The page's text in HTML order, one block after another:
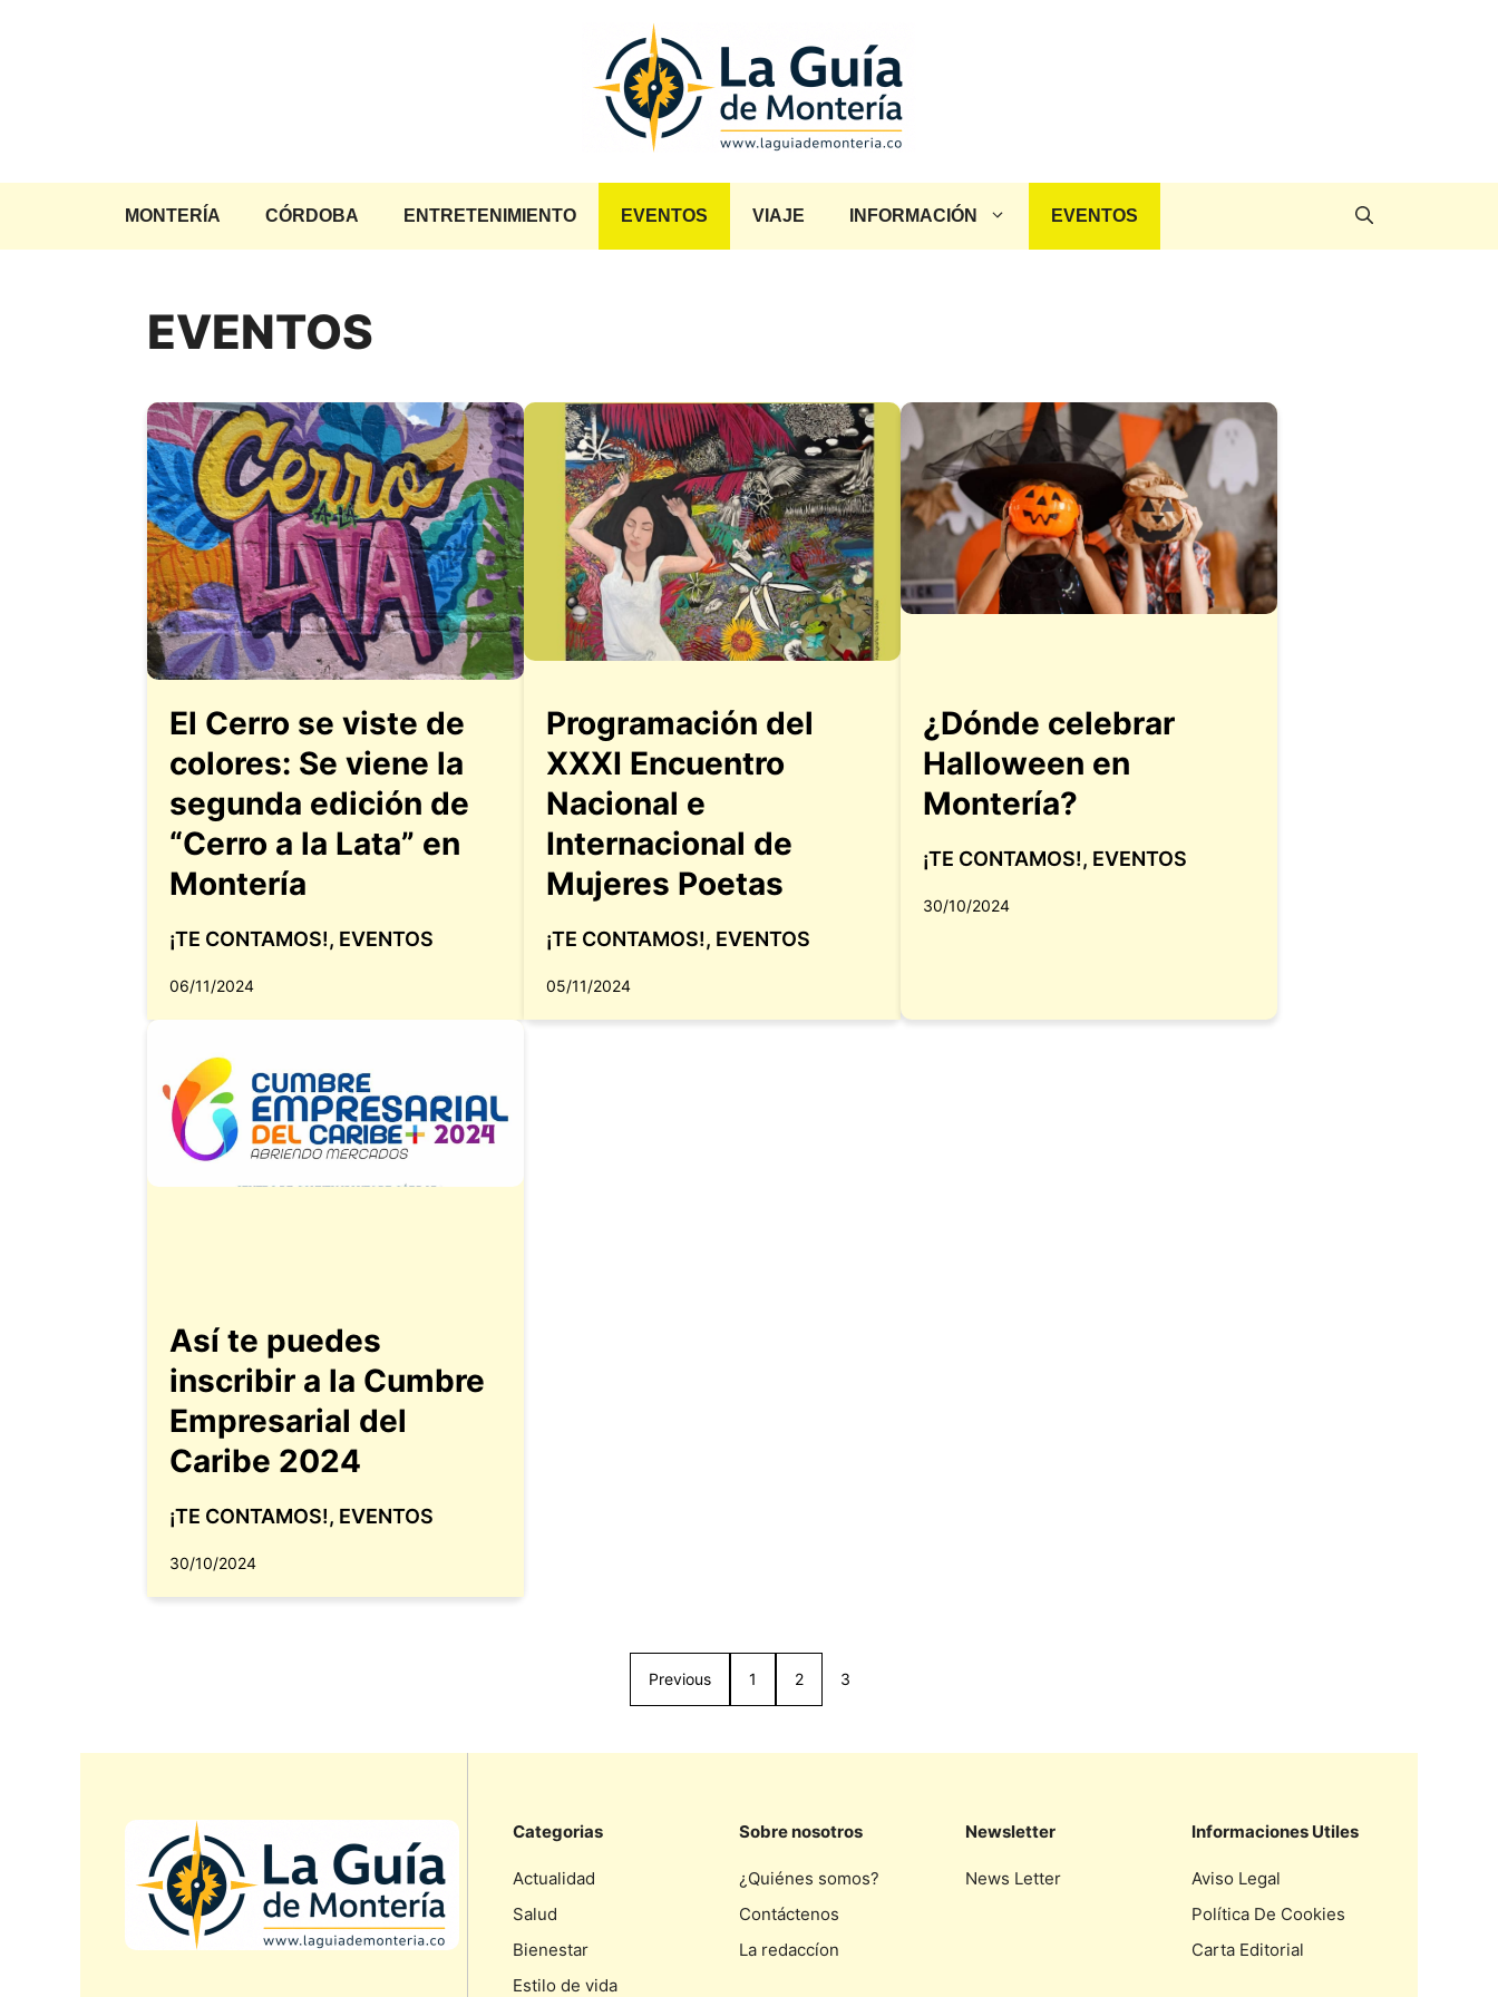
MONTERÍA CÓRDOBA ENTRETENIMIENTO EVENTOS VIAJE INFORMACIÓN EVENTOS
EVENTOS
El Cerro se viste de
colores: Se viene la
segunda edición de
“Cerro a la Lata” en
Montería
¡TE CONTAMOS!, EVENTOS
06/11/2024
Programación del
XXXI Encuentro
Nacional e
Internacional de
Mujeres Poetas
¡TE CONTAMOS!, EVENTOS
05/11/2024
¿Dónde celebrar
Halloween en
Montería?
¡TE CONTAMOS!, EVENTOS
30/10/2024
Así te puedes
inscribir a la Cumbre
Empresarial del
Caribe 2024
¡TE CONTAMOS!, EVENTOS
30/10/2024
Previous 1 2 3
Categorias
Actualidad
Salud
Bienestar
Estilo de vida
Sobre nosotros
¿Quiénes somos?
Contáctenos
La redaccíon
Newsletter
News Letter
Informaciones Utiles
Aviso Legal
Política De Cookies
Carta Editorial